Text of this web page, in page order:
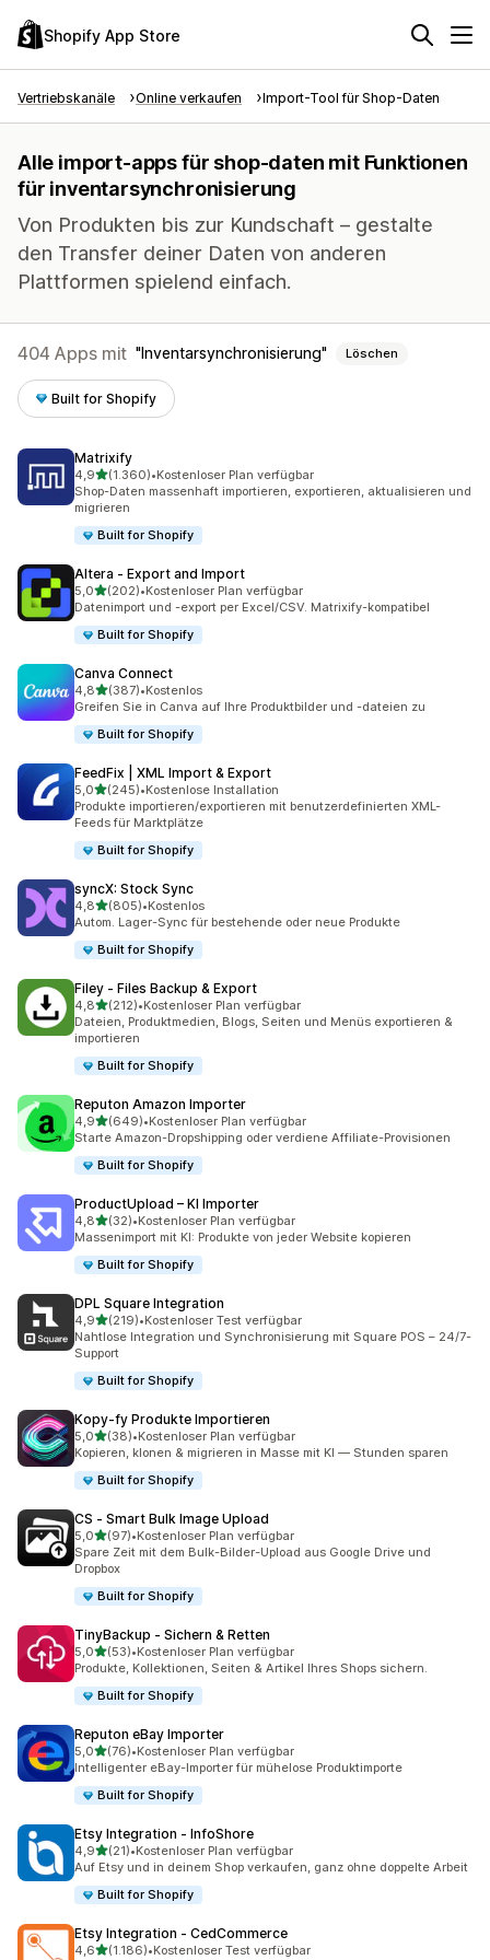
Shopify App Store
Vertriebskanäle Online verkaufen Import-Tool für Shop-Daten
Alle import-apps für shop-daten mit Funktionen
für inventarsynchronisierung
Von Produkten bis zur Kundschaft – gestalte
den Transfer deiner Daten von anderen
Plattformen spielend einfach.
404 Apps mit Inventarsynchronisierung Löschen
Built for Shopify
Matrixify
4,9von 5 Sternen
(1.360)
1360 Rezensionen insgesamt
•Kostenloser Plan verfügbar
Shop-Daten massenhaft importieren, exportieren, aktualisieren und
migrieren
Built for Shopify
Altera ‑ Export and Import
5,0von 5 Sternen
(202)
202 Rezensionen insgesamt
•Kostenloser Plan verfügbar
Datenimport und -export per Excel/CSV. Matrixify-kompatibel
Built for Shopify
Canva Connect
4,8von 5 Sternen
(387)
387 Rezensionen insgesamt
•Kostenlos
Greifen Sie in Canva auf Ihre Produktbilder und -dateien zu
Built for Shopify
FeedFix | XML Import & Export
5,0von 5 Sternen
(245)
245 Rezensionen insgesamt
•Kostenlose Installation
Produkte importieren/exportieren mit benutzerdefinierten XML-
Feeds für Marktplätze
Built for Shopify
syncX: Stock Sync
4,8von 5 Sternen
(805)
805 Rezensionen insgesamt
•Kostenlos
Autom. Lager-Sync für bestehende oder neue Produkte
Built for Shopify
Filey ‑ Files Backup & Export
4,8von 5 Sternen
(212)
212 Rezensionen insgesamt
•Kostenloser Plan verfügbar
Dateien, Produktmedien, Blogs, Seiten und Menüs exportieren &
importieren
Built for Shopify
Reputon Amazon Importer
4,9von 5 Sternen
(649)
649 Rezensionen insgesamt
•Kostenloser Plan verfügbar
Starte Amazon-Dropshipping oder verdiene Affiliate-Provisionen
Built for Shopify
ProductUpload – KI Importer
4,8von 5 Sternen
(32)
32 Rezensionen insgesamt
•Kostenloser Plan verfügbar
Massenimport mit KI: Produkte von jeder Website kopieren
Built for Shopify
DPL Square Integration
4,9von 5 Sternen
(219)
219 Rezensionen insgesamt
•Kostenloser Test verfügbar
Nahtlose Integration und Synchronisierung mit Square POS – 24/7-
Support
Built for Shopify
Kopy‑fy Produkte Importieren
5,0von 5 Sternen
(38)
38 Rezensionen insgesamt
•Kostenloser Plan verfügbar
Kopieren, klonen & migrieren in Masse mit KI — Stunden sparen
Built for Shopify
CS ‑ Smart Bulk Image Upload
5,0von 5 Sternen
(97)
97 Rezensionen insgesamt
•Kostenloser Plan verfügbar
Spare Zeit mit dem Bulk-Bilder-Upload aus Google Drive und
Dropbox
Built for Shopify
TinyBackup ‑ Sichern & Retten
5,0von 5 Sternen
(53)
53 Rezensionen insgesamt
•Kostenloser Plan verfügbar
Produkte, Kollektionen, Seiten & Artikel Ihres Shops sichern.
Built for Shopify
Reputon eBay Importer
5,0von 5 Sternen
(76)
76 Rezensionen insgesamt
•Kostenloser Plan verfügbar
Intelligenter eBay-Importer für mühelose Produktimporte
Built for Shopify
Etsy Integration ‑ InfoShore
4,9von 5 Sternen
(21)
21 Rezensionen insgesamt
•Kostenloser Plan verfügbar
Auf Etsy und in deinem Shop verkaufen, ganz ohne doppelte Arbeit
Built for Shopify
Etsy Integration ‑ CedCommerce
4,6von 5 Sternen
(1.186)
1186 Rezensionen insgesamt
•Kostenloser Test verfügbar